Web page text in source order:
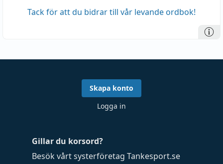
Tack för att du bidrar till vår levande ordbok!
Gillar du korsord?
Besök vårt systerföretag Tankesport.se
Skapa konto
Logga in